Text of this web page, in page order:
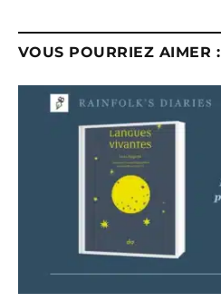
VOUS POURRIEZ AIMER :